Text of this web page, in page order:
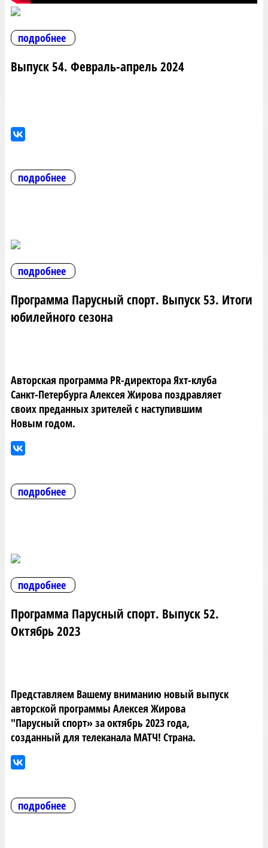
подробнее
Выпуск 54. Февраль-апрель 2024
подробнее
подробнее
Программа Парусный спорт. Выпуск 53. Итоги
юбилейного сезона
Авторская программа PR-директора Яхт-клуба
Санкт-Петербурга Алексея Жирова поздравляет
своих преданных зрителей с наступившим
Новым годом.
подробнее
подробнее
Программа Парусный спорт. Выпуск 52.
Октябрь 2023
Представляем Вашему вниманию новый выпуск
авторской программы Алексея Жирова
"Парусный спорт» за октябрь 2023 года,
созданный для телеканала МАТЧ! Страна.
подробнее